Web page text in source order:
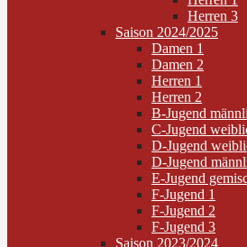
Herren 3
Saison 2024/2025
Damen 1
Damen 2
Herren 1
Herren 2
B-Jugend
C-Jugend
D-Jugend
D-Jugend
E-Jugend
F-Jugend 1
F-Jugend 2
F-Jugend 3
Saison 2023/2024